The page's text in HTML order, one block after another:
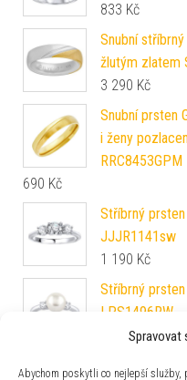
Spravovat
Abychom poskytli co nejlepší
833 Kč
Snubní
žlutým zlatem
3 290 Kč
Snubní prsten
i ženy
RRC8453GPM
690 Kč
Stříbrný
JJJR1141sw
1 190 Kč
Stříbrný
LPS1496RW
1 690Kč
Prsten moci